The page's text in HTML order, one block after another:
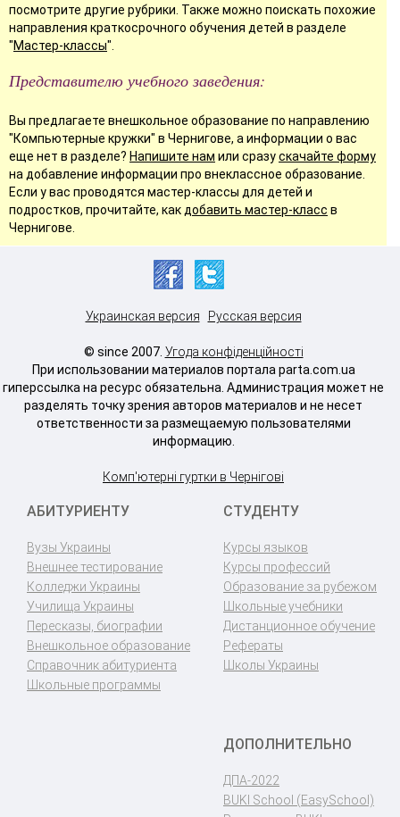
посмотрите другие рубрики. Также можно поискать похожие
направления краткосрочного обучения детей в разделе
"Мастер-классы".
Представителю учебного заведения:
Вы предлагаете внешкольное образование по направлению
"Компьютерные кружки" в Чернигове, а информации о вас
еще нет в разделе? Напишите нам или сразускачайте форму
на добавление информации про внеклассное образование.
Если у вас проводятся мастер-классы для детей и
подростков, прочитайте, как добавить мастер-класс в
Чернигове.
Украинская версия Русская версия
© since 2007. Угода конфіденційності
При использовании материалов портала parta.com.ua
гиперссылка на ресурс обязательна. Администрация может не
разделять точку зрения авторов материалов и не несет
ответственности за размещаемую пользователями
информацию.
Комп'ютерні гуртки в Чернігові
АБИТУРИЕНТУ
Вузы Украины
Внешнее тестирование
Колледжи Украины
Училища Украины
Пересказы, биографии
Внешкольное образование
Справочник абитуриента
Школьные программы
СТУДЕНТУ
Курсы языков
Курсы профессий
Образование за рубежом
Школьные учебники
Дистанционное обучение
Рефераты
Школы Украины
ДОПОЛНИТЕЛЬНО
ДПА-2022
BUKI School (EasySchool)